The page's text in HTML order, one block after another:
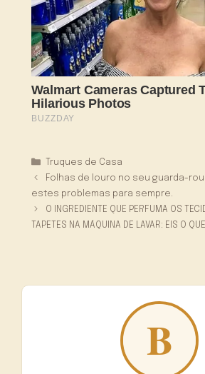
Categorias
Truques de Casa
Folhas de louro no seu guarda-
estes problemas para sempre.
O INGREDIENTE QUE PERFUMA OS
TAPETES NA MÁQUINA DE LAVAR: EIS O